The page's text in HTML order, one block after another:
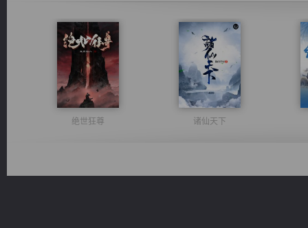
绝世狂尊 诸仙天下